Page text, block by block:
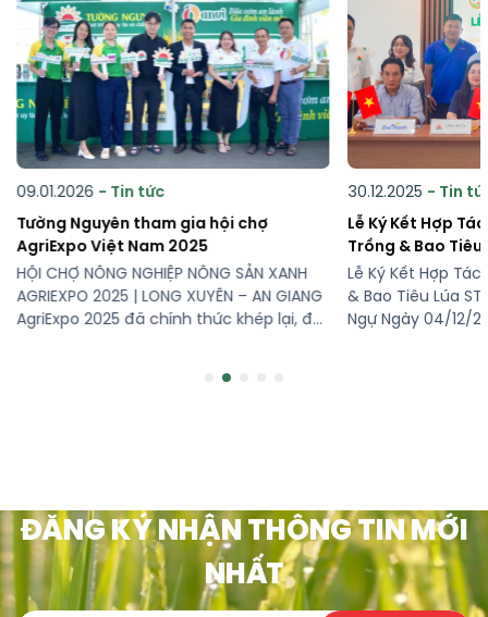
30.12.2025 - Tin tức
Lễ Ký Kết Hợp Tác Phát Triển Vùng
Trồng & Bao Tiêu Lúa ST25 Tại Phường
Hồng Ngự
Lễ Ký Kết Hợp Tác Phát Triển Vùng Trồng
& Bao Tiêu Lúa ST25 Tại Phường Hồng
Ngự Ngày 04/12/2025, Lễ ký kết hợp tác
04.12.2025 - Tin
Lễ ký kết hợp tác
Nguyên –
Lễ ký kết hợp tác
Nguyên –
Tường Nguyên –
ĐĂNG KÝ NHẬN THÔNG TIN MỚI
NHẤT